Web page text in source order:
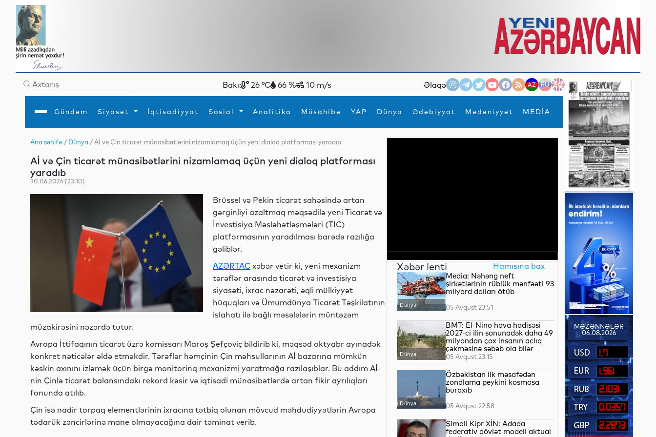
Bakı: 26 °C 66 % 10 m/s Əlaqə AZ RU EN
Gündəm Siyasət İqtisadiyyat Sosial Analitika Müsahibə YAP Dünya Ədəbiyyat Mədəniyyət MEDİA
×
Ana səhifə
Gündəm
İqtisadiyyat
YAP
Analitika
Mədəniyyət
MEDİA
Xarici siyasətTurizm
Diaspor
İdmanYeni texnologiyalar
Ana səhifə /Dünya / Aİ və Çin ticarət münasibətlərini nizamlamaq üçün yeni dialoq platforması yaradıb
Aİ və Çin ticarət münasibətlərini nizamlamaq üçün yeni dialoq platforması
yaradıb
30.06.2026 [23:10]
Brüssel və Pekin ticarət sahəsində artan
gərginliyi azaltmaq məqsədilə yeni Ticarət və
İnvestisiya Məsləhətləşmələri (TIC)
platformasının yaradılması barədə razılığa
gəliblər.
AZƏRTAC xəbər vetir ki, yeni mexanizm
tərəflər arasında ticarət və investisiya
siyasəti, ixrac nəzarəti, əqli mülkiyyət
hüquqları və Ümumdünya Ticarət Təşkilatının
islahatı ilə bağlı məsələlərin müntəzəm
müzakirəsini nəzərdə tutur.
Avropa İttifaqının ticarət üzrə komissarı Maroş Şefçoviç bildirib ki, məqsəd oktyabr ayınadək
konkret nəticələr əldə etməkdir. Tərəflər həmçinin Çin məhsullarının Aİ bazarına mümkün
kəskin axınını izləmək üçün birgə monitorinq mexanizmi yaratmağa razılaşıblar. Bu addım Aİ-
nin Çinlə ticarət balansındakı rekord kəsir və iqtisadi münasibətlərdə artan fikir ayrılıqları
fonunda atılıb.
Çin isə nadir torpaq elementlərinin ixracına tətbiq olunan mövcud məhdudiyyətlərin Avropa
tədarük zəncirlərinə mane olmayacağına dair təminat verib.
Xəbər lenti Hamısına bax
Dünya
Media: Nəhəng neft
şirkətlərinin rüblük mənfəəti 93
milyard dolları ötüb
05 Avqust 23:51
Dünya
BMT: El-Nino hava hadisəsi
2027-ci ilin sonunadək daha 49
milyondan çox insanın aclıq
çəkməsinə səbəb ola bilər
05 Avqust 23:15
Dünya
Özbəkistan ilk məsafədən
zondlama peykini kosmosa
buraxıb
05 Avqust 22:58
Şimali Kipr XİN: Adada
federativ dövlət modeli aktual
MƏZƏNNƏLƏR
06.08.2026
1.7
1.961
2.1031
0.0357
2.2873